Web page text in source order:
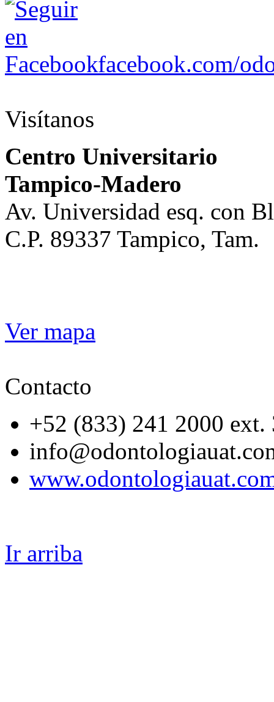
facebook.com/
Visítanos
Centro Universitario
Tampico-Madero
Av. Universidad esq. con
C.P. 89337 Tampico, Tam.
Ver mapa
Contacto
+52 (833) 241 2000 ext.
Ir arriba